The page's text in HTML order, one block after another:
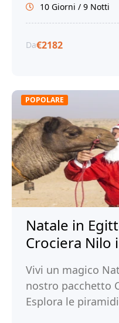
subito!
10 Giorni / 9 Notti
Da€2182
POPOLARE
Natale in
Crociera Nilo
Vivi un magico
nostro pacchetto
Esplora le